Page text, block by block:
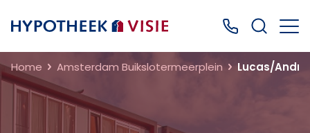
Terug naar home Bel ons: 0499
Home Amsterdam Buikslotermeerplein Lucas/